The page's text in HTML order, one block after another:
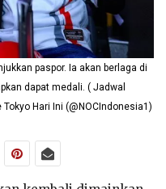
paspor. Ia akan berlaga di
dapat medali. ( Jadwal
Hari Ini (@NOCIndonesia1)